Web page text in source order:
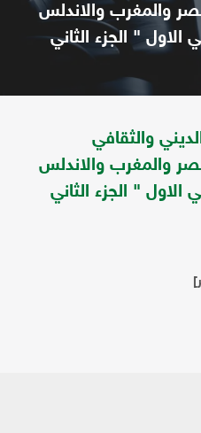
والمغرب والاندلس
والثقافي
والمغرب والاندلس